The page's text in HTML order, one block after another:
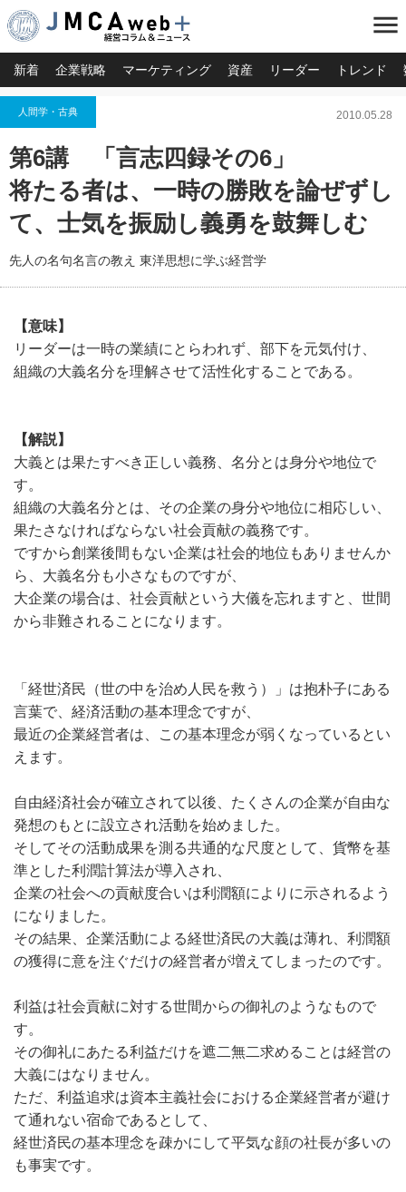
menu
新着 企業戦略 マーケティング 資産 リーダー トレンド
人間学・古典 2010.05.28
第6講 「言志四録その6」
将たる者は、一時の勝敗を論ぜずし
て、士気を振励し義勇を鼓舞しむ
先人の名句名言の教え 東洋思想に学ぶ経営学
【意味】
リーダーは一時の業績にとらわれず、部下を元気付け、
組織の大義名分を理解させて活性化することである。
【解説】
大義とは果たすべき正しい義務、名分とは身分や地位で
す。
組織の大義名分とは、その企業の身分や地位に相応しい、
果たさなければならない社会貢献の義務です。
ですから創業後間もない企業は社会的地位もありませんか
ら、大義名分も小さなものですが、
大企業の場合は、社会貢献という大儀を忘れますと、世間
から非難されることになります。
「経世済民（世の中を治め人民を救う）」は抱朴子にある
言葉で、経済活動の基本理念ですが、
最近の企業経営者は、この基本理念が弱くなっているとい
えます。
自由経済社会が確立されて以後、たくさんの企業が自由な
発想のもとに設立され活動を始めました。
そしてその活動成果を測る共通的な尺度として、貨幣を基
準とした利潤計算法が導入され、
企業の社会への貢献度合いは利潤額によりに示されるよう
になりました。
その結果、企業活動による経世済民の大義は薄れ、利潤額
の獲得に意を注ぐだけの経営者が増えてしまったのです。
利益は社会貢献に対する世間からの御礼のようなもので
す。
その御礼にあたる利益だけを遮二無二求めることは経営の
大義にはなりません。
ただ、利益追求は資本主義社会における企業経営者が避け
て通れない宿命であるとして、
経世済民の基本理念を疎かにして平気な顔の社長が多いの
も事実です。